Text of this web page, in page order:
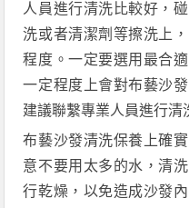
人員進行清洗比較好，
洗或者清潔劑等擦洗上
程度。一定要選用最合
一定程度上會對布藝沙
建議聯繫專業人員進行清
布藝沙發清洗保養上確
意不要用太多的水，清
行乾燥，以免造成沙發